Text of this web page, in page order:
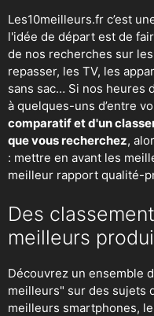
Les10meilleurs.fr c’est
l'idée de départ est de
de nos recherches sur
repasser, les TV, les
sans sac… Si nos heures
à quelques-uns d’entre
comparatif et d'un
que vous recherchez,
: mettre en avant les
meilleur rapport qualité-
Des
meilleurs
Découvrez un ensemble
meilleurs" sur des sujets
meilleurs smartphones,